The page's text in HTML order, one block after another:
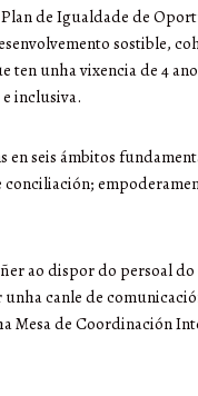
de Igualdade de
sostible,
ten unha vixencia de 4
inclusiva.
seis ámbitos
ao dispor do persoal
canle de
Mesa de Coordinación